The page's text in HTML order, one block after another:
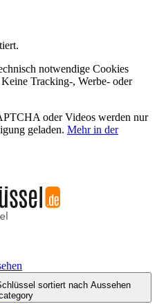
notwendige Cookies
Tracking-, Werbe- oder
oder Videos werden nur
geladen. Mehr in der
sortiert nach Aussehen